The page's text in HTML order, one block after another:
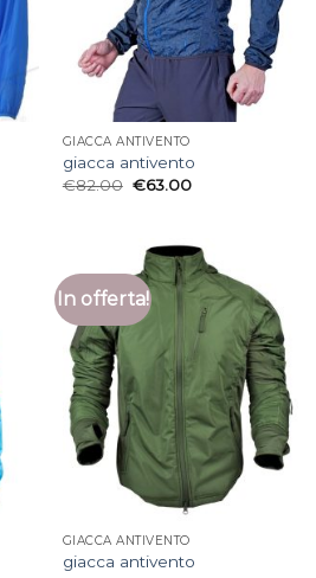
GIACCA ANTIVENTO
giacca antivento
€82.00 €63.00
In offerta!
GIACCA ANTIVENTO
giacca antivento